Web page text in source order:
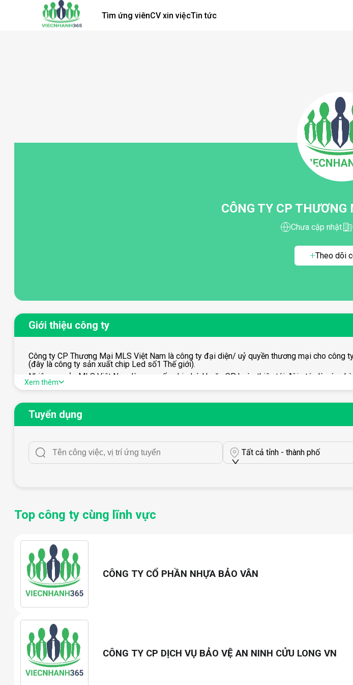
Tìm ứng viênCV xin việcTin tức
CÔNG TY CP
Chưa cập nhật
Theo dõi
Giới thiệu công ty
Công ty CP Thương Mại MLS Việt Nam là công ty đại diện/ uỷ quyền thương mại cho công
(đây là công ty sản xuất chip Led số1 Thế giới).
Nhiệm vụ của MLS Việt Nam là cung cấp chip Léd hoặc SP hoàn thiện tới đôi stác là các
Việt Nam.
Xem thêm
Tuyển dụng
Tất cả tỉnh - thành phố
Top công ty cùng lĩnh vực
CÔNG TY CỔ PHẦN NHỰA BẢO VÂN
CÔNG TY CP DỊCH VỤ BẢO VỆ AN NINH CỬU LONG VN